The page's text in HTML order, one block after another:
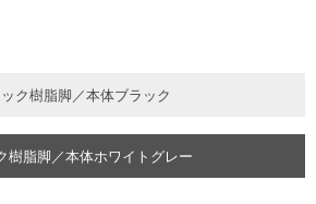
ク樹脂脚／本体ブラック
樹脂脚／本体ホワイトグレー